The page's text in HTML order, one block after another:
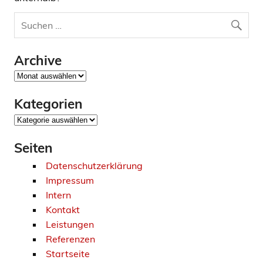
Archive
Archive
Kategorien
Kategorien
Seiten
Datenschutzerklärung
Impressum
Intern
Kontakt
Leistungen
Referenzen
Startseite